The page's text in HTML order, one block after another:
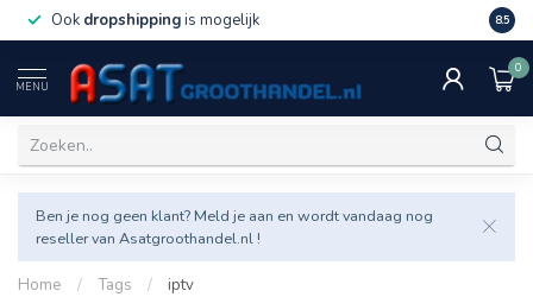
Ook dropshippingis mogelijk Veel
8.5
MENU
0
Ben je nog geen klant? Meld je aan en wordt vandaag nog
reseller van Asatgroothandel.nl !
Home / Tags / iptv